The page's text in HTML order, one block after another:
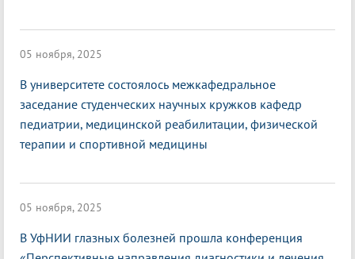
05 ноября, 2025
В университете состоялось межкафедральное
заседание студенческих научных кружков кафедр
педиатрии, медицинской реабилитации, физической
терапии и спортивной медицины
05 ноября, 2025
В УфНИИ глазных болезней прошла конференция